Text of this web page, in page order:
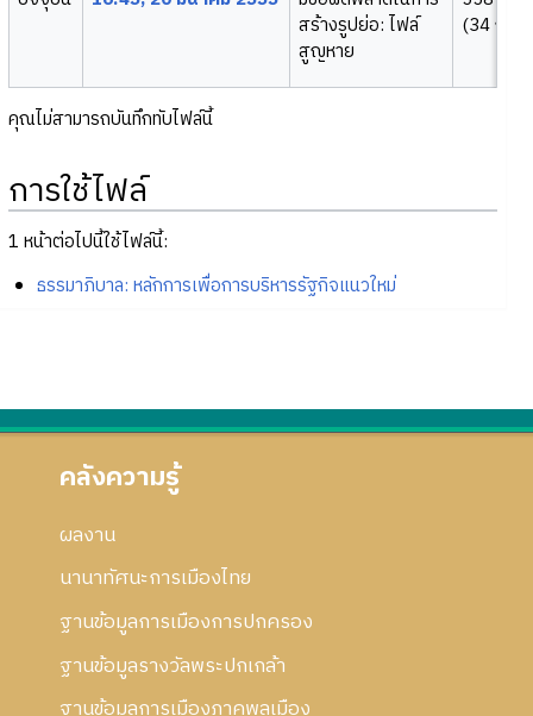
สร้างรูปย่อ: ไฟล์
สูญหาย
(34 กิโล
คุณไม่สามารถบันทึกทับไฟล์นี้
การใช้ไฟล์
1 หน้าต่อไปนี้ใช้ไฟล์นี้:
ธรรมาภิบาล: หลักการเพื่อการบริหารรัฐกิจแนวใหม่
คลังความรู้
ผลงาน
นานาทัศนะการเมืองไทย
ฐานข้อมูลการเมืองการปกครอง
ฐานข้อมูลรางวัลพระปกเกล้า